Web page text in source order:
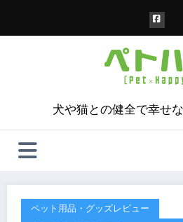
犬や猫との健全で幸せ
ペット用品・グッズレビュー